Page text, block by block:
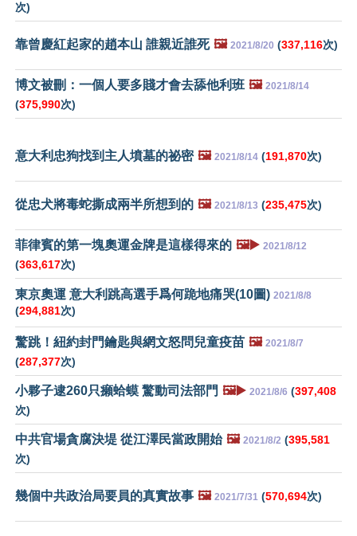
次)
靠曾慶紅起家的趙本山 誰親近誰死 🖼️ 2021/8/20 (337,116次)
博文被刪：一個人要多賤才會去舔他利班 🖼️ 2021/8/14
(375,990次)
意大利忠狗找到主人墳墓的祕密 🖼️ 2021/8/14 (191,870次)
從忠犬將毒蛇撕成兩半所想到的 🖼️ 2021/8/13 (235,475次)
菲律賓的第一塊奧運金牌是這樣得來的 🖼️▶️ 2021/8/12
(363,617次)
東京奧運 意大利跳高選手爲何跪地痛哭(10圖) 2021/8/8
(294,881次)
驚跳！紐約封門鑰匙與網文怒問兒童疫苗 🖼️ 2021/8/7
(287,377次)
小夥子逮260只癩蛤蟆 驚動司法部門 🖼️▶️ 2021/8/6 (397,408
次)
中共官場貪腐決堤 從江澤民當政開始 🖼️ 2021/8/2 (395,581
次)
幾個中共政治局要員的真實故事 🖼️ 2021/7/31 (570,694次)